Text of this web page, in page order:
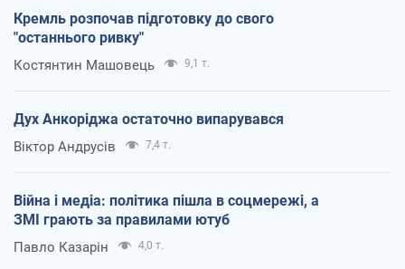
Кремль розпочав підготовку до свого
"останнього ривку"
Костянтин Машовець 9,1 т.
Дух Анкоріджа остаточно випарувався
Віктор Андрусів 7,4 т.
Війна і медіа: політика пішла в соцмережі, а
ЗМІ грають за правилами ютуб
Павло Казарін 4,0 т.